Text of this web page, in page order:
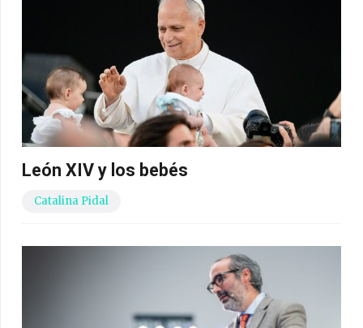
León XIV y los bebés
Catalina Pidal